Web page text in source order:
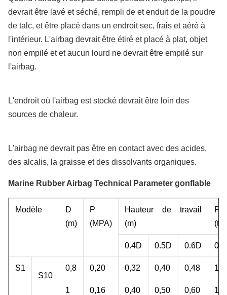
devrait être lavé et séché, rempli de et enduit de la poudre
de talc, et être placé dans un endroit sec, frais et aéré à
l'intérieur. L'airbag devrait être étiré et placé à plat, objet
non empilé et et aucun lourd ne devrait être empilé sur
l'airbag.
L'endroit où l'airbag est stocké devrait être loin des
sources de chaleur.
L'airbag ne devrait pas être en contact avec des acides,
des alcalis, la graisse et des dissolvants organiques.
Marine Rubber Airbag Technical Parameter gonflable
Modèle
D
(m)
P
(MPA)
Hauteur de travail
(m)
0.4D 0.5D 0.6D
S1
S10
0,8 0,20 0,32 0,40 0,48
1 0,16 0,40 0,50 0,60